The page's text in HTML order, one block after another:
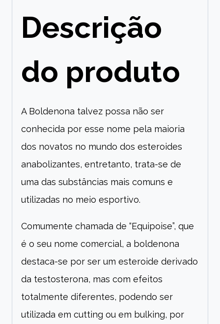
Descrição
do produto
A Boldenona talvez possa não ser
conhecida por esse nome pela maioria
dos novatos no mundo dos esteroides
anabolizantes, entretanto, trata-se de
uma das substâncias mais comuns e
utilizadas no meio esportivo.
Comumente chamada de “Equipoise”, que
é o seu nome comercial, a boldenona
destaca-se por ser um esteroide derivado
da testosterona, mas com efeitos
totalmente diferentes, podendo ser
utilizada em cutting ou em bulking, por